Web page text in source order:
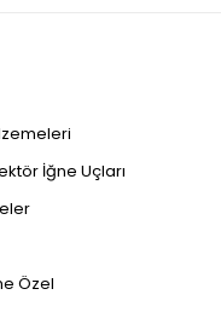
İğne Uçları
Özel